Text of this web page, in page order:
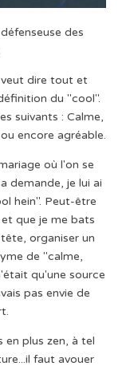
des
veut dire tout et
du "cool".
suivants : Calme,
encore agréable.
où l'on se
demande, je lui ai
hein". Peut-être
que je me bats
organiser un
de "calme,
qu'une source
pas envie de
en plus zen, à tel
faut avouer